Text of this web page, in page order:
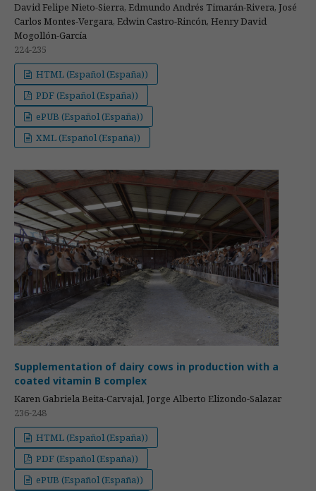
David Felipe Nieto-Sierra, Edmundo Andrés Timarán-Rivera, José
Carlos Montes-Vergara, Edwin Castro-Rincón, Henry David
Mogollón-García
224-235
HTML (Español (España))
PDF (Español (España))
ePUB (Español (España))
XML (Español (España))
Supplementation of dairy cows in production with a
coated vitamin B complex
Karen Gabriela Beita-Carvajal, Jorge Alberto Elizondo-Salazar
236-248
HTML (Español (España))
PDF (Español (España))
ePUB (Español (España))